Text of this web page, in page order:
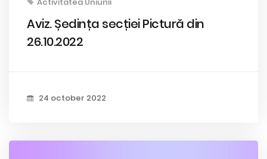
Aviz. Ședința secției Pictură din
26.10.2022
24 october 2022